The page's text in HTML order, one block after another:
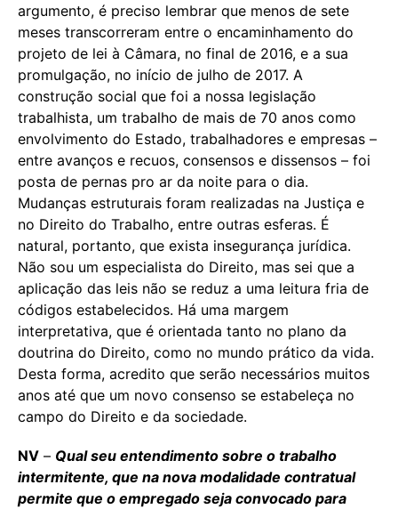
argumento, é preciso lembrar que menos de sete
meses transcorreram entre o encaminhamento do
projeto de lei à Câmara, no final de 2016, e a sua
promulgação, no início de julho de 2017. A
construção social que foi a nossa legislação
trabalhista, um trabalho de mais de 70 anos como
envolvimento do Estado, trabalhadores e empresas –
entre avanços e recuos, consensos e dissensos – foi
posta de pernas pro ar da noite para o dia.
Mudanças estruturais foram realizadas na Justiça e
no Direito do Trabalho, entre outras esferas. É
natural, portanto, que exista insegurança jurídica.
Não sou um especialista do Direito, mas sei que a
aplicação das leis não se reduz a uma leitura fria de
códigos estabelecidos. Há uma margem
interpretativa, que é orientada tanto no plano da
doutrina do Direito, como no mundo prático da vida.
Desta forma, acredito que serão necessários muitos
anos até que um novo consenso se estabeleça no
campo do Direito e da sociedade.
NV – Qual seu entendimento sobre o trabalho
intermitente, que na nova modalidade contratual
permite que o empregado seja convocado para